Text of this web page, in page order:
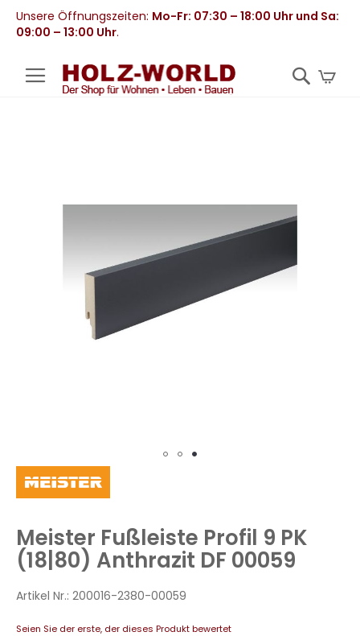
Unsere Öffnungszeiten: Mo-Fr: 07:30 – 18:00 Uhr und Sa:
09:00 – 13:00 Uhr.
Zum
Anfang
springen
Meister Fußleiste Profil 9 PK
(18|80) Anthrazit DF 00059
Artikel Nr.: 200016-2380-00059
Seien Sie der erste, der dieses Produkt bewertet